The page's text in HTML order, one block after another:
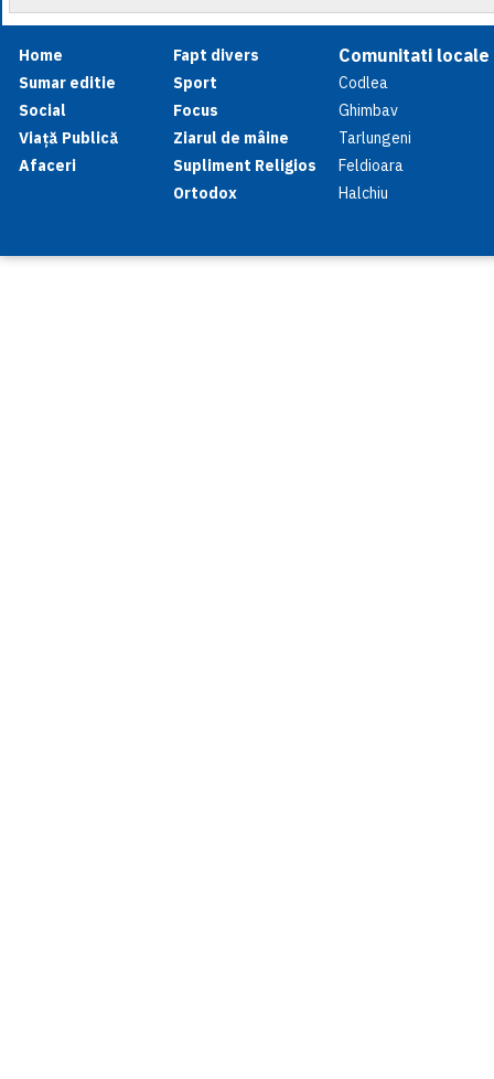
Home
Sumar editie
Social
Viață Publică
Afaceri
Fapt divers
Sport
Focus
Ziarul de mâine
Supliment Religios
Ortodox
Comunitati locale
Codlea
Ghimbav
Tarlungeni
Feldioara
Halchiu